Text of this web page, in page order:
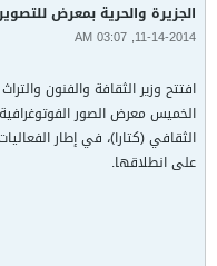
الجزيرة والحرية بمعرض
11-14-2014, 03:07 AM
افتتح وزير الثقافة والفنون
الخميس معرض الصور
على انطلاقها.